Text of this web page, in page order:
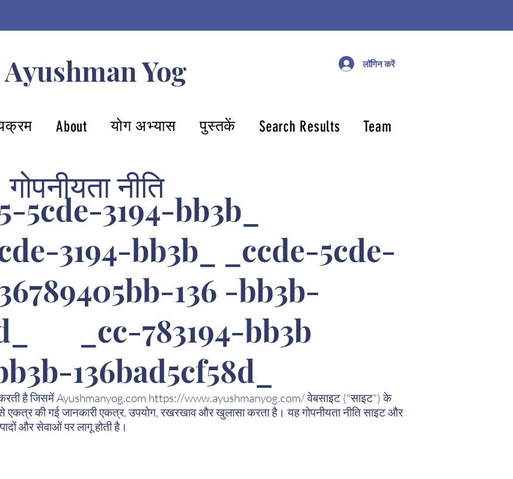
Ayushman Yog लॉगिन करें
About योग अभ्यास पुस्तकें Search Results Team
3194-bb3b_
3194-bb3b_ _ccde-5cde-
136 -bb3b-
_cc-783194-bb3b
136bad5cf58d_
है जिसमें Ayushmanyog.com https://www.ayushmanyog.com/वेबसाइट ("साइट") के
एकत्र की गई जानकारी एकत्र, उपयोग, रखरखाव और खुलासा करता है। यह गोपनीयता नीति साइट और
और सेवाओं पर लागू होती है।
गोपनीयता नीति